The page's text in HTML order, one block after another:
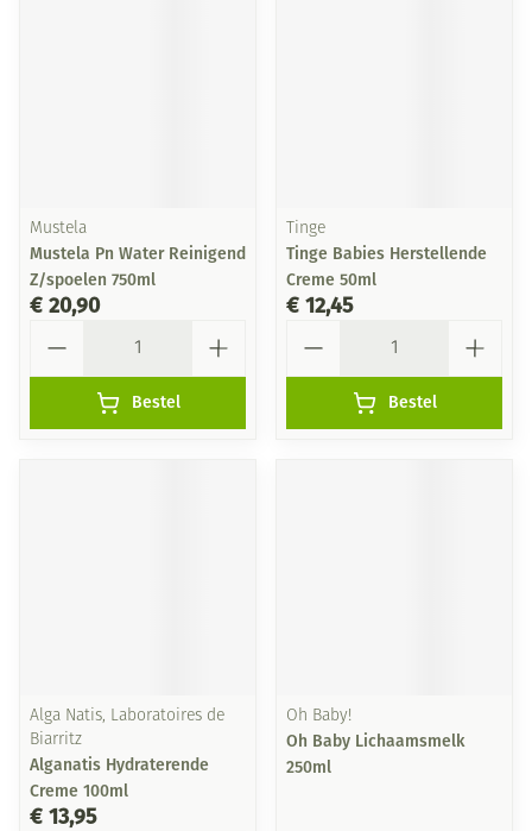
Mustela
Mustela Pn Water Reinigend
Z/spoelen 750ml
€ 20,90
Bestel
Tinge
Tinge Babies Herstellende
Creme 50ml
€ 12,45
Bestel
Alga Natis, Laboratoires de
Biarritz
Alganatis Hydraterende
Creme 100ml
€ 13,95
Oh Baby!
Oh Baby Lichaamsmelk
250ml